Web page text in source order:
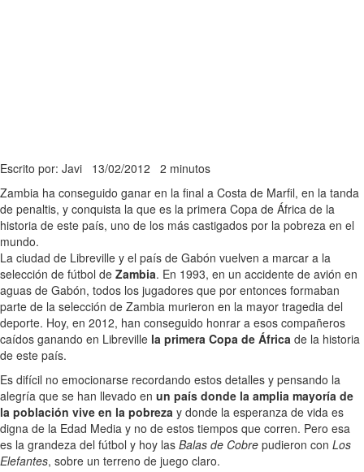
Escrito por: Javi 13/02/2012 2 minutos
Zambia ha conseguido ganar en la final a Costa de Marfil, en la tanda
de penaltis, y conquista la que es la primera Copa de África de la
historia de este país, uno de los más castigados por la pobreza en el
mundo.
La ciudad de Libreville y el país de Gabón vuelven a marcar a la
selección de fútbol de Zambia. En 1993, en un accidente de avión en
aguas de Gabón, todos los jugadores que por entonces formaban
parte de la selección de Zambia murieron en la mayor tragedia del
deporte. Hoy, en 2012, han conseguido honrar a esos compañeros
caídos ganando en Libreville la primera Copa de África de la historia
de este país.
Es difícil no emocionarse recordando estos detalles y pensando la
alegría que se han llevado en un país donde la amplia mayoría de
la población vive en la pobreza y donde la esperanza de vida es
digna de la Edad Media y no de estos tiempos que corren. Pero esa
es la grandeza del fútbol y hoy las Balas de Cobre pudieron con Los
Elefantes, sobre un terreno de juego claro.